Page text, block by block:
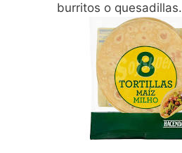
burritos o quesadillas.